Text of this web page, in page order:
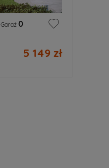
Garaż 0
5 149 zł